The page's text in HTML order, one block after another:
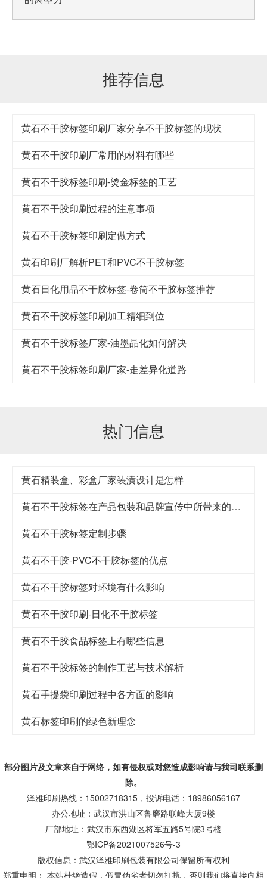
推荐信息
黄石不干胶标签印刷厂家分享不干胶标签的现状
黄石不干胶印刷厂常用的材料有哪些
黄石不干胶标签印刷-烫金标签的工艺
黄石不干胶印刷过程的注意事项
黄石不干胶标签印刷定做方式
黄石印刷厂解析PET和PVC不干胶标签
黄石日化用品不干胶标签-卷筒不干胶标签推荐
黄石不干胶标签印刷加工精细到位
黄石不干胶标签厂家-油墨晶化如何解决
黄石​不干胶标签印刷厂家-走差异化道路
热门信息
黄石精装盒、彩盒厂家装潢设计是怎样
黄石不干胶标签在产品包装和品牌宣传中所带来的益处
黄石不干胶标签定制步骤
黄石不干胶-PVC不干胶标签的优点
黄石不干胶标签对环境有什么影响
黄石不干胶印刷-日化不干胶标签
黄石不干胶食品标签上有哪些信息
黄石不干胶标签的制作工艺与技术解析
黄石手提袋印刷过程中各方面的影响
黄石标签印刷的绿色新理念
部分图片及文章来自于网络，如有侵权或对您造成影响请与我司联系删
除。
泽雅印刷热线：15002718315，投诉电话：18986056167
办公地址：武汉市洪山区鲁磨路联峰大厦9楼
厂部地址：武汉市东西湖区将军五路5号院3号楼
鄂ICP备2021007526号-3
版权信息：武汉泽雅印刷包装有限公司保留所有权利
郑重申明： 本站杜绝造假，假冒伪劣者切勿打扰，否则我们将直接向相